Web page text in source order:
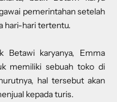
pemerintahan setelah
hari-hari tertentu.
Betawi karyanya, Emma
memiliki sebuah toko di
hal tersebut akan
kepada turis.